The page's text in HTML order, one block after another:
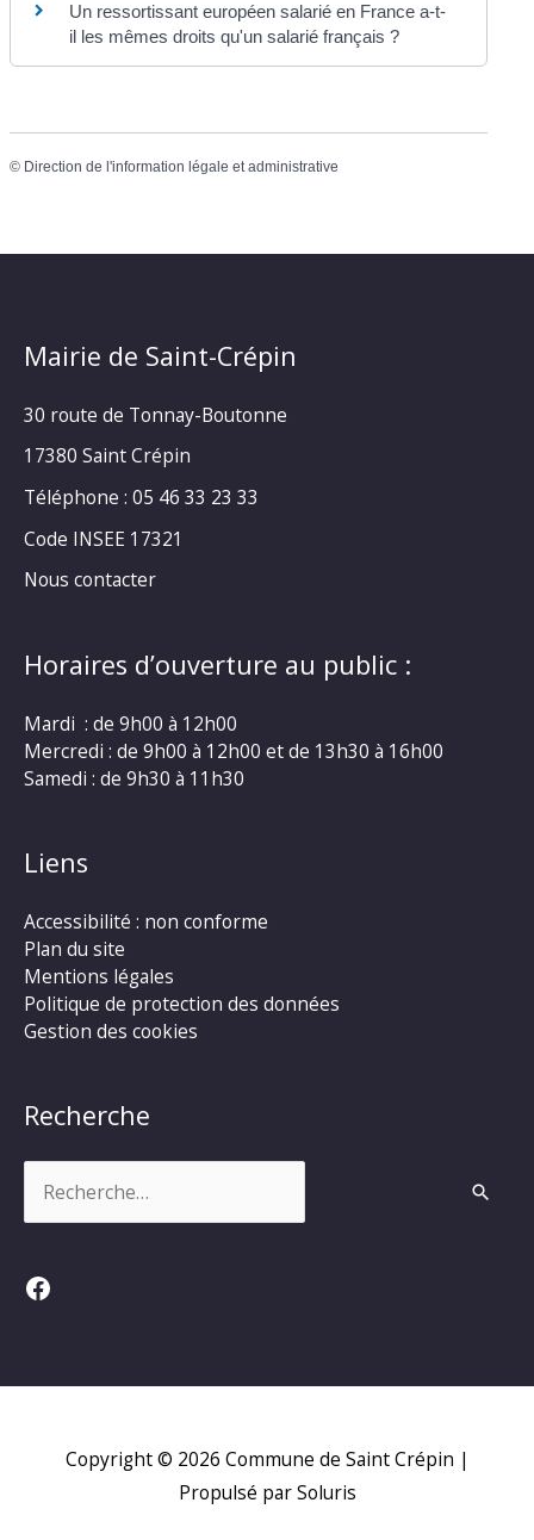
Un ressortissant européen salarié en France a-t-
il les mêmes droits qu'un salarié français ?
© Direction de l'information légale et administrative
Mairie de Saint-Crépin
30 route de Tonnay-Boutonne
17380 Saint Crépin
Téléphone : 05 46 33 23 33
Code INSEE 17321
Nous contacter
Horaires d’ouverture au public :
Mardi : de 9h00 à 12h00
Mercredi : de 9h00 à 12h00 et de 13h30 à 16h00
Samedi : de 9h30 à 11h30
Liens
Accessibilité : non conforme
Plan du site
Mentions légales
Politique de protection des données
Gestion des cookies
Recherche
Facebook
Copyright © 2026 Commune de Saint Crépin |
Propulsé par Soluris